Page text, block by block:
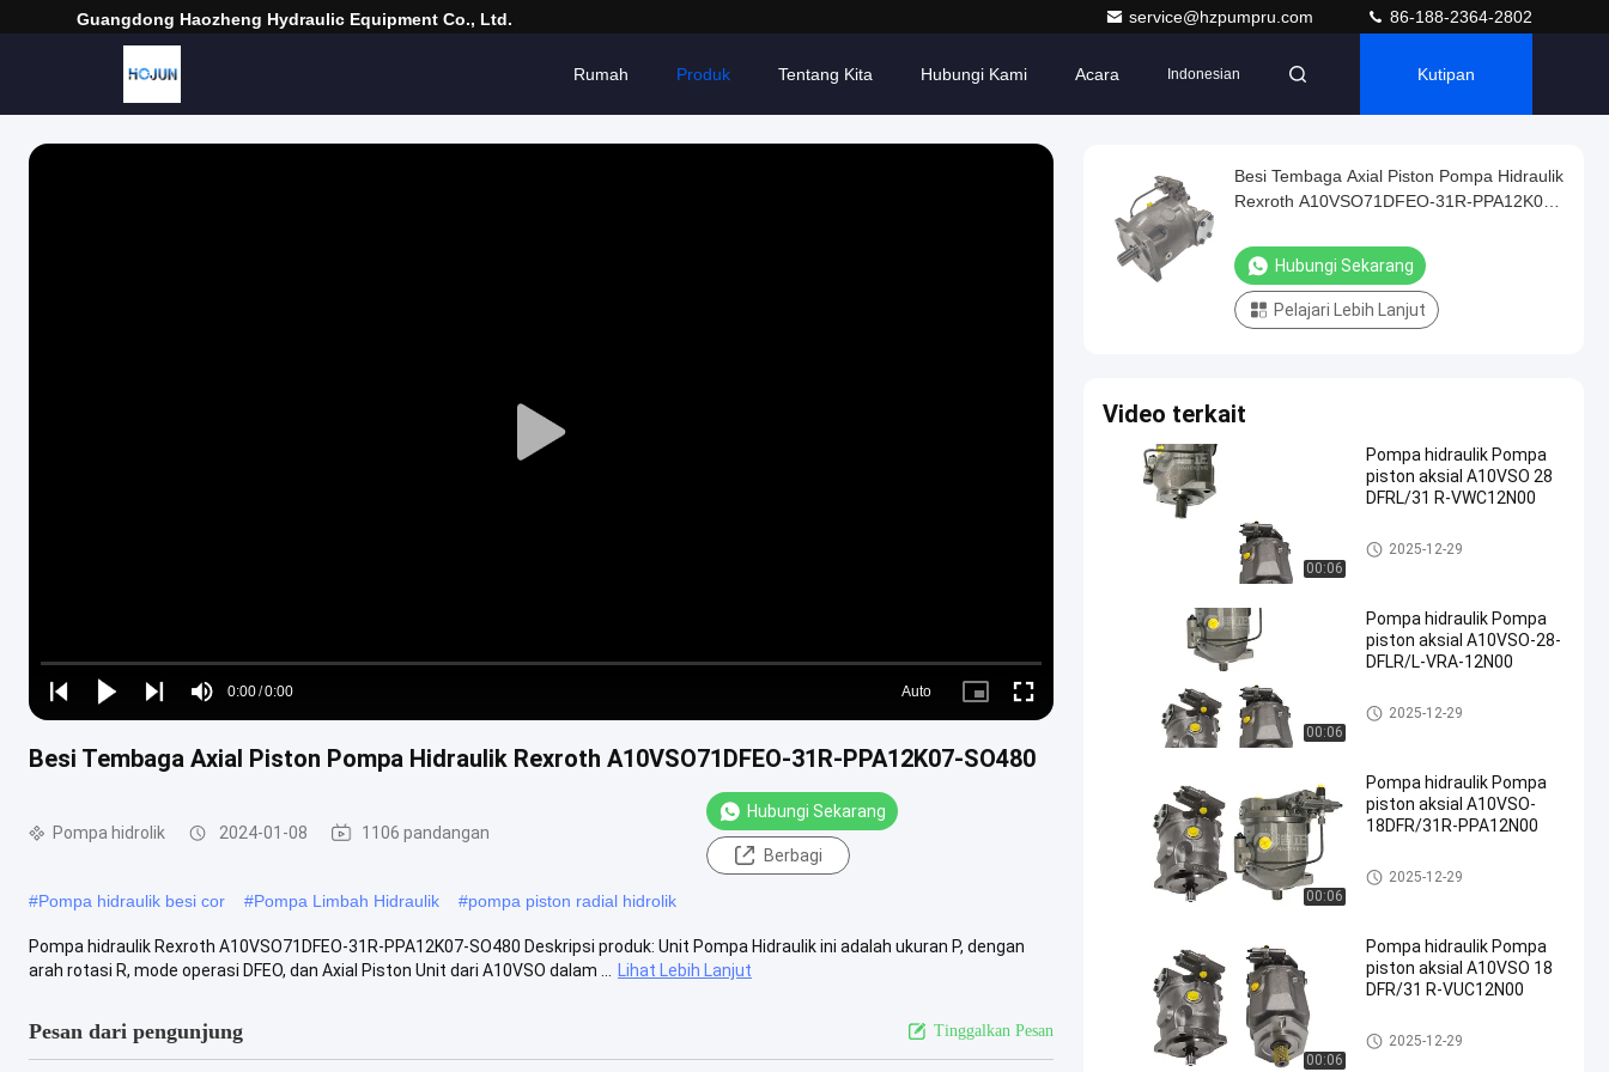
Guangdong Haozheng Hydraulic Equipment Co., Ltd. service@hzpumpru.com 86-188-2364-2802
Rumah Produk Tentang Kita Hubungi Kami Acara Indonesian Kutipan
Play
Play
Play
Play
Mute
Time
0:00/0:00
Loaded:
0%
Auto
Picture- Fullscreen
Besi Tembaga Axial Piston Pompa Hidraulik Rexroth A10VSO71DFEO-31R-PPA12K07-SO480
Pompa hidrolik 2024-01-08 1106 pandangan
Hubungi Sekarang
Berbagi
#Pompa hidraulik besi cor #Pompa Limbah Hidraulik #pompa piston radial hidrolik
Pompa hidraulik Rexroth A10VSO71DFEO-31R-PPA12K07-SO480 Deskripsi produk: Unit Pompa Hidraulik ini adalah ukuran P, dengan
arah rotasi R, mode operasi DFEO, dan Axial Piston Unit dari A10VSO dalam ...
Lihat Lebih Lanjut
Pesan dari pengunjung Tinggalkan Pesan
Besi Tembaga Axial Piston Pompa Hidraulik
Rexroth A10VSO71DFEO-31R-PPA12K07-
Hubungi Sekarang
Pelajari Lebih Lanjut
Video terkait
00:06
Pompa hidraulik Pompa
piston aksial A10VSO 28
DFRL/31 R-VWC12N00
Pompa hidrolik
2025-12-29
00:06
Pompa hidraulik Pompa
piston aksial A10VSO-28-
DFLR/L-VRA-12N00
Pompa hidrolik
2025-12-29
00:06
Pompa hidraulik Pompa
piston aksial A10VSO-
18DFR/31R-PPA12N00
Pompa hidrolik
2025-12-29
00:06
Pompa hidraulik Pompa
piston aksial A10VSO 18
DFR/31 R-VUC12N00
Pompa hidrolik
2025-12-29